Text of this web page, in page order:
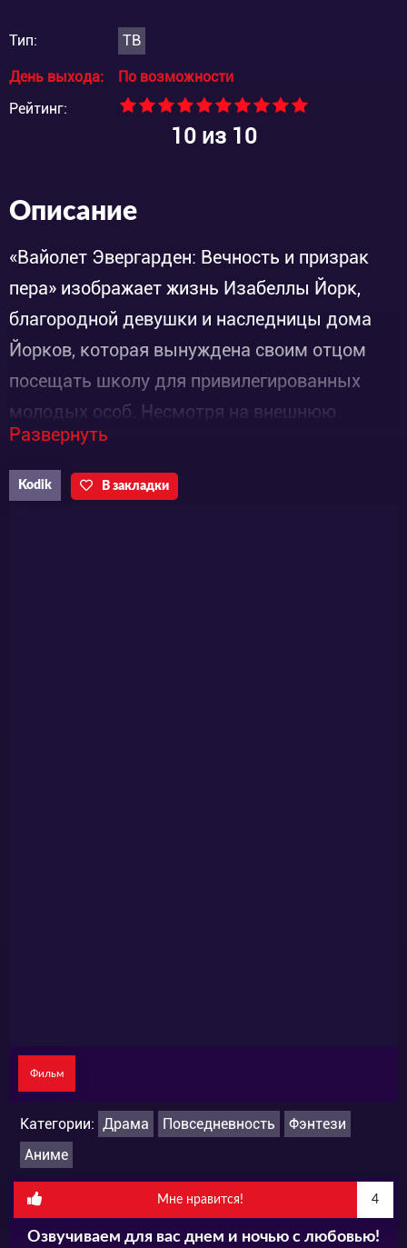
Тип: ТВ
День выхода:
По возможности
Рейтинг:
10из 10
Описание
«Вайолет Эвергарден: Вечность и призрак
пера» изображает жизнь Изабеллы Йорк,
благородной девушки и наследницы дома
Йорков, которая вынуждена своим отцом
посещать школу для привилегированных
молодых особ. Несмотря на внешнюю
красоту школы, она для неё не более чем
тюрьма, потому что она задыхается в её
стенах. Потеряв всякую надежду, она
Развернуть
Kodik В закладки
Фильм
Категории: Драма Повседневность
Фэнтези
Аниме
Мне нравится! 4
Озвучиваем для вас днем и ночью с любовью!